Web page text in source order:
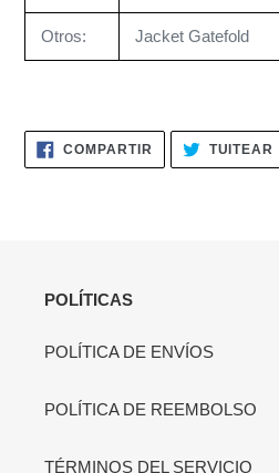
Otros: Jacket Gatefold
COMPARTIR COMPARTIR
EN
FACEBOOK
TUITEAR
POLÍTICAS
POLÍTICA DE ENVÍOS
POLÍTICA DE REEMBOLSO
TÉRMINOS DEL SERVICIO